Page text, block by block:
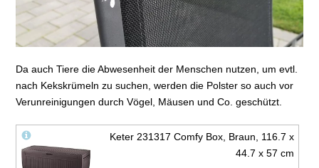
Da auch Tiere die Abwesenheit der Menschen nutzen, um evtl.
nach Kekskrümeln zu suchen, werden die Polster so auch vor
Verunreinigungen durch Vögel, Mäusen und Co. geschützt.
Keter 231317 Comfy Box, Braun, 116.7 x
44.7 x 57 cm